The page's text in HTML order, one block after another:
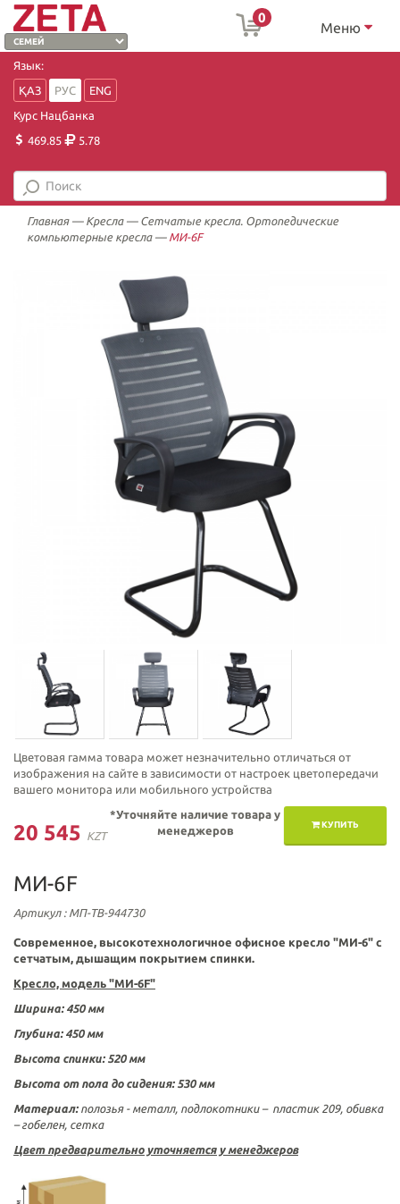
0
Меню
Язык:
ҚАЗ
РУС
ENG
Курс Нацбанка
469.85
5.78
Главная— Кресла— Сетчатые кресла. Ортопедические
компьютерные кресла— МИ-6F
Цветовая гамма товара может незначительно отличаться от
изображения на сайте в зависимости от настроек цветопередачи
вашего монитора или мобильного устройства
20 545 KZT
КУПИТЬ
*Уточняйте наличие товара у
менеджеров
МИ-6F
Артикул: МП-ТВ-944730
Современное, высокотехнологичное офисное кресло "МИ-6" с
сетчатым, дышащим покрытием спинки.
Кресло, модель "МИ-6F"
Ширина: 450 мм
Глубина: 450 мм
Высота спинки: 520 мм
Высота от пола до сидения: 530 мм
Материал: полозья - металл, подлокотники – пластик 209, обивка
– гобелен, сетка
Цвет предварительно уточняется у менеджеров